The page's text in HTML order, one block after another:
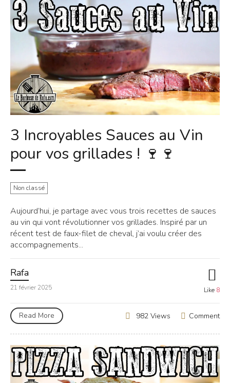
3 Incroyables Sauces au Vin
pour vos grillades ! 🍷🍷
Non classé
Aujourd’hui, je partage avec vous trois recettes de sauces
au vin qui vont révolutionner vos grillades. Inspiré par un
récent test de faux-filet de cheval, j’ai voulu créer des
accompagnements...
Rafa
21 février 2025 Like 8
Read More Comment
982 Views